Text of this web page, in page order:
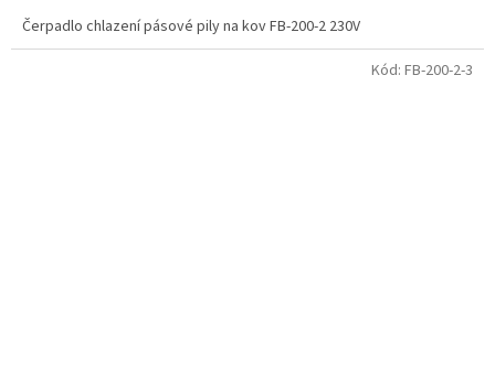
Čerpadlo chlazení pásové pily na kov FB-200-2 230V
Kód: FB-200-2-3